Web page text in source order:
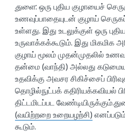
துளை: ஒரு புதிய குழாயைச்
உணவுப்பாதையுடன் குழாய்
உள்ளது. இது உடலுக்குள் ஒரு
உருவாக்கக்கூடும். இது மிகமிக
குழாய் மூலம் முதன்முதலில்
தன்மை (வாந்தி) அல்லது
உதவிக்கு அவசர சிகிச்சைப்
தொழில்நுட்பக் கதிரியக்கவியல்
திட்டமிடப்பட
(வயிற்றறை உறையழற்சி)
கூடும்.